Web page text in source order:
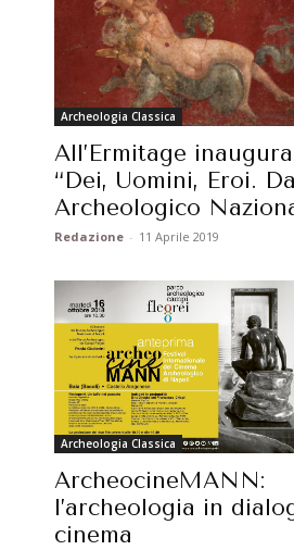
Archeologia Classica
All’Ermitage
“Dei, Uomini, Eroi.
Archeologico
Redazione - 11 Aprile 2019
Archeologia Classica
ArcheocineMANN:
l’archeologia in
cinema